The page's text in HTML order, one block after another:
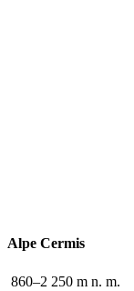
Alpe Cermis
860–2 250 m n. m.